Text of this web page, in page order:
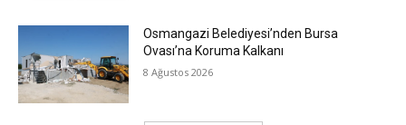
Osmangazi Belediyesi’nden Bursa
Ovası’na Koruma Kalkanı
8 Ağustos 2026